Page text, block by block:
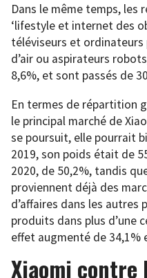
Dans le même temps, les
‘lifestyle et internet des
téléviseurs et
d’air ou aspirateurs
8,6%, et sont passés de
En termes de répartition
le principal marché de
se poursuit, elle pourrait
2019, son poids était de
2020, de 50,2%, tandis
proviennent déjà des
d’affaires dans les autres
produits dans plus d’une
effet augmenté de 34,1%
Xiaomi contre